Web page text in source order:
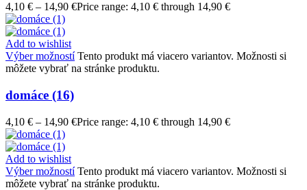
4,10 € – 14,90 €Price range: 4,10 € through 14,90 €
Add to wishlist
Výber možností Tento produkt má viacero variantov. Možnosti si
môžete vybrať na stránke produktu.
domáce (16)
4,10 € – 14,90 €Price range: 4,10 € through 14,90 €
Add to wishlist
Výber možností Tento produkt má viacero variantov. Možnosti si
môžete vybrať na stránke produktu.